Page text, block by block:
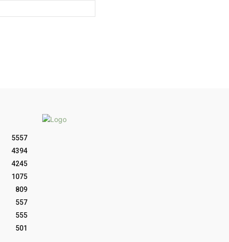
web:
5557
4394
4245
1075
809
557
555
501